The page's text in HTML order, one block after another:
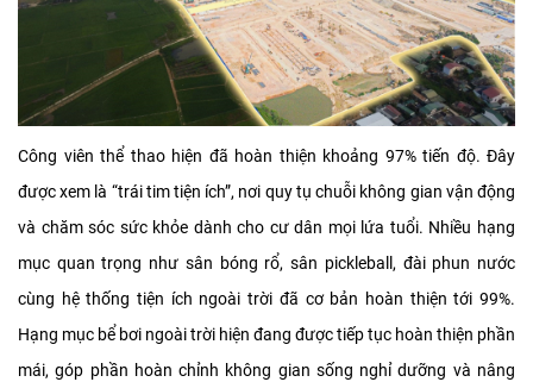
Công viên thể thao hiện đã hoàn thiện khoảng 97% tiến độ. Đây
được xem là “trái tim tiện ích”, nơi quy tụ chuỗi không gian vận động
và chăm sóc sức khỏe dành cho cư dân mọi lứa tuổi. Nhiều hạng
mục quan trọng như sân bóng rổ, sân pickleball, đài phun nước
cùng hệ thống tiện ích ngoài trời đã cơ bản hoàn thiện tới 99%.
Hạng mục bể bơi ngoài trời hiện đang được tiếp tục hoàn thiện phần
mái, góp phần hoàn chỉnh không gian sống nghỉ dưỡng và nâng